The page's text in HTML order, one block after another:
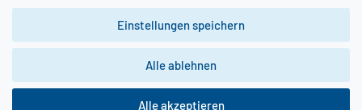
Vertrag widerrufen
*Hinweise zu unseren Aktionen und Bewertungen
Youtube-Social Plugin).
Wir weisen darauf hin, dass die
zwingend den Europäischen Anforderungen gem. EU-
DSGVO genügen und ein Datentransfer in Drittstaaten bzw.
Daten dort verarbeitet werden, kann nicht geprüft und
Einstellungen speichern
Alle ablehnen
Alle akzeptieren